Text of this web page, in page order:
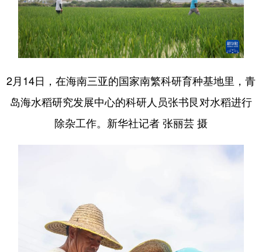
2月14日，在海南三亚的国家南繁科研育种基地里，青
岛海水稻研究发展中心的科研人员张书艮对水稻进行
除杂工作。新华社记者 张丽芸 摄